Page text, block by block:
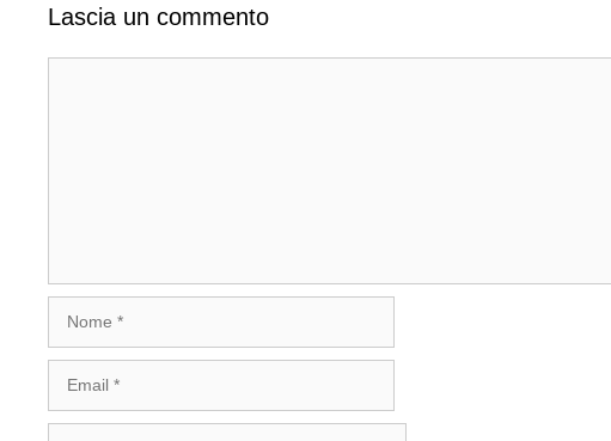
Lascia un commento